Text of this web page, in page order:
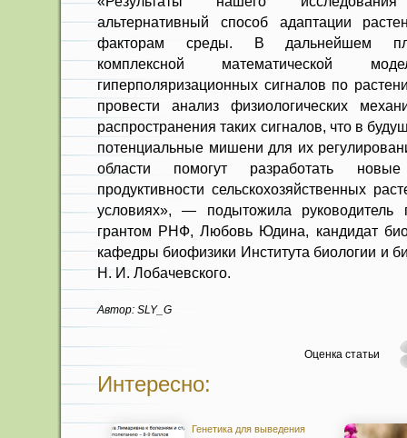
альтернативный способ адаптации
факторам среды. В дальнейшем
комплексной математической
гиперполяризационных сигналов по
провести анализ физиологических
распространения таких сигналов, что в
потенциальные мишени для их
области помогут разработать
продуктивности сельскохозяйственных
условиях», — подытожила руководитель
грантом РНФ, Любовь Юдина, кандидат
кафедры биофизики Института биологии и
Н. И. Лобачевского.
Автор: SLY_G
Оценка статьи
Интересно:
Генетика для выведения